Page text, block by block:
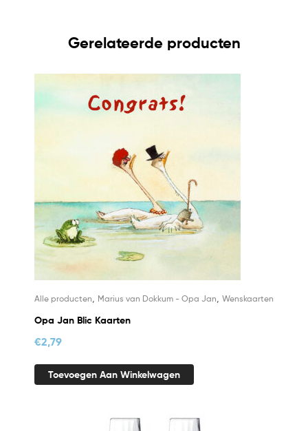
Gerelateerde producten
Alle producten Marius van Dokkum - Opa Jan Wenskaarten
Opa Jan Blic Kaarten
€2,79
Toevoegen Aan Winkelwagen